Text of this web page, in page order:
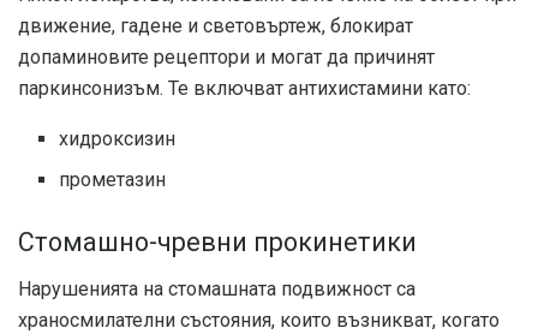
движение, гадене и световъртеж, блокират
допаминовите рецептори и могат да причинят
паркинсонизъм. Те включват антихистамини като:
хидроксизин
прометазин
Стомашно-чревни прокинетики
Нарушенията на стомашната подвижност са
храносмилателни състояния, които възникват, когато